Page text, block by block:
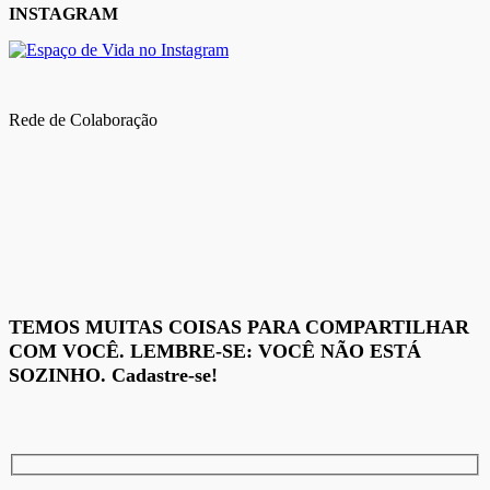
INSTAGRAM
Rede de Colaboração
TEMOS MUITAS COISAS PARA COMPARTILHAR
COM VOCÊ. LEMBRE-SE: VOCÊ NÃO ESTÁ
SOZINHO. Cadastre-se!